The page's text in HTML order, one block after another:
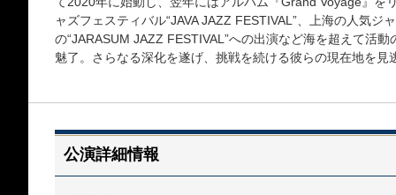
ャズフェスティバル“JAVA JAZZ FESTIVAL”、上海の人気ジ
の“JARASUM JAZZ FESTIVAL”への出演など海を超えて活
魅了。さらなる深化を遂げ、挑戦を続ける彼らの現在地を見
公演詳細情報